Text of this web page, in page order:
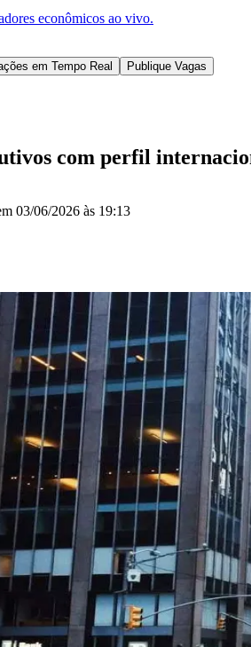
ImperialParque Santa LuziaParque Viana
Sra. da Escada Vila Porto
Votupoca
ItapeviCotia Pirapora do Bom Jesus
econômicos ao vivo.
em Tempo Real Publique Vagas
com perfil
03/06/2026 às 19:13